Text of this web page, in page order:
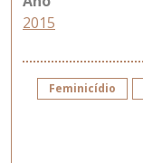
2015
Feminicídio